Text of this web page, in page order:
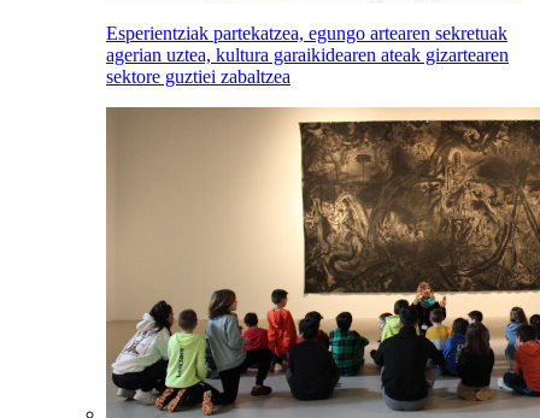
Esperientziak partekatzea, egungo artearen sekretuak
agerian uztea, kultura garaikidearen ateak gizartearen
sektore guztiei zabaltzea